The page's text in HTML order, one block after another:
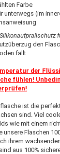
Farbe
unterwegs (im
den
fällt.
der
fühlen!
ist die
sind. Viel
wie mit einem
Flaschen
ihrem
aus 100%